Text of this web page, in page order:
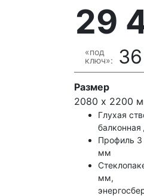
29
«под
ключ»:
Размер
2080 х 2200
Глухая
балконная
Профиль
мм
мм,